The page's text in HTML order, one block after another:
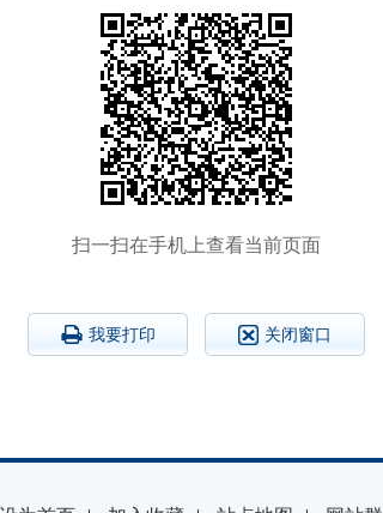
扫一扫在手机上查看当前页面
我要打印 关闭窗口